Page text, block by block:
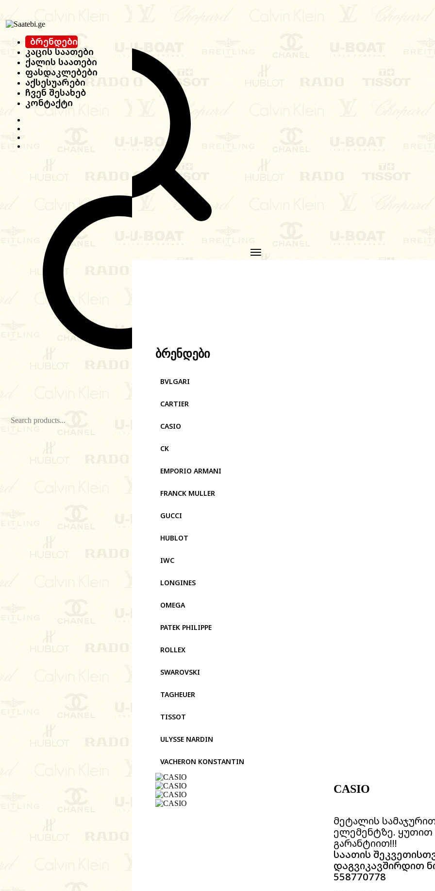
Ბრენდები
Კაცის Საათები
Ქალის Საათები
Ფასდაკლებები
Აქსესუარები
Ჩვენ Შესახებ
Კონტაქტი
ბრენდები
BVLGARI
CARTIER
CASIO
CK
EMPORIO ARMANI
FRANCK MULLER
GUCCI
HUBLOT
IWC
LONGINES
OMEGA
PATEK PHILIPPE
ROLLEX
SWAROVSKI
TAGHEUER
TISSOT
ULYSSE NARDIN
VACHERON KONSTANTIN
CASIO
მეტალის
ელემენტზე. ყუთით
გარანტიით!!!
საათის
დაგვიკავშირდით
558770778